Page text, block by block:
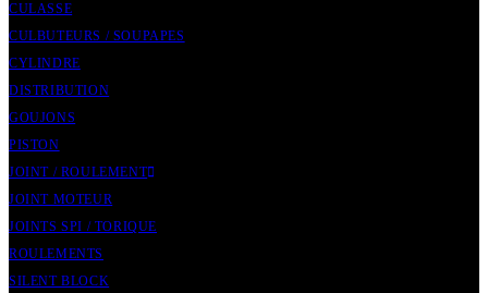
CULASSE
CULBUTEURS / SOUPAPES
CYLINDRE
DISTRIBUTION
GOUJONS
PISTON
JOINT / ROULEMENT
JOINT MOTEUR
JOINTS SPI / TORIQUE
ROULEMENTS
SILENT BLOCK